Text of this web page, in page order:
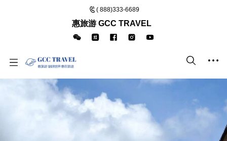
( 888)333-6689
惠旅游 GCC TRAVEL